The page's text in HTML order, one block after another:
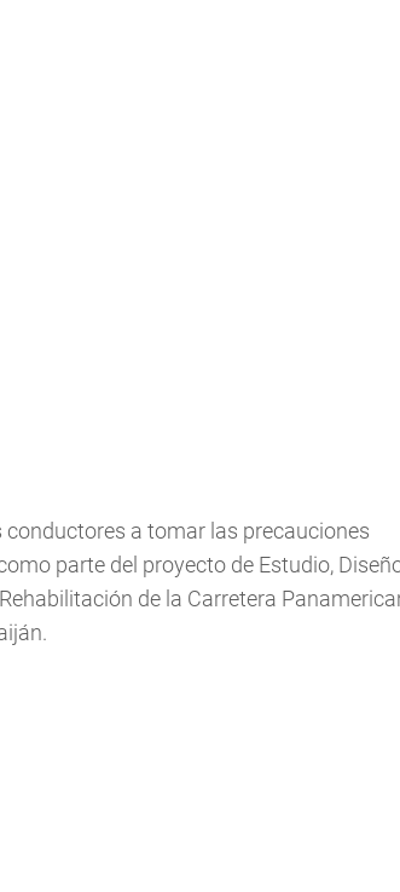
a tomar las precauciones
parte del proyecto de Estudio,
de la Carretera